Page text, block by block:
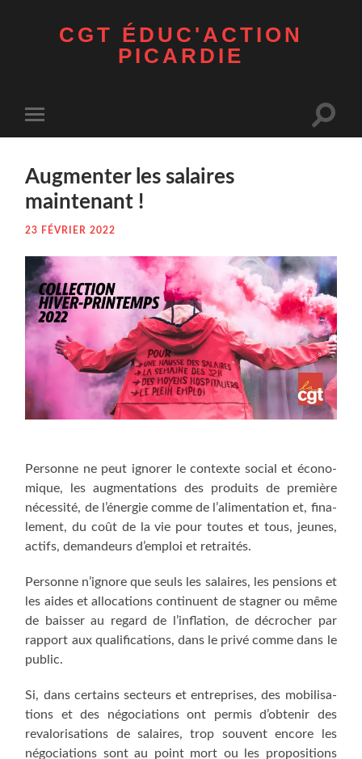
CGT ÉDUC'ACTION
PICARDIE
mobile
Toggle
Aug­men­ter les salaires
maintenant !
23 FÉVRIER 2022
Per­sonne ne peut igno­rer le contexte social et éco­no­
mique, les aug­men­ta­tions des pro­duits de pre­mière
néces­si­té, de l’énergie comme de l’alimentation et, fina­
le­ment, du coût de la vie pour toutes et tous, jeunes,
actifs, deman­deurs d’emploi et retraités.
Per­sonne n’ignore que seuls les salaires, les pen­sions et
les aides et allo­ca­tions conti­nuent de stag­ner ou même
de bais­ser au regard de l’inflation, de décro­cher par
rap­port aux qua­li­fi­ca­tions, dans le pri­vé comme dans le
public.
Si, dans cer­tains sec­teurs et entre­prises, des mobi­li­sa­
tions et des négo­cia­tions ont per­mis d’obtenir des
reva­lo­ri­sa­tions de salaires, trop sou­vent encore les
négo­cia­tions sont au point mort ou les pro­po­si­tions